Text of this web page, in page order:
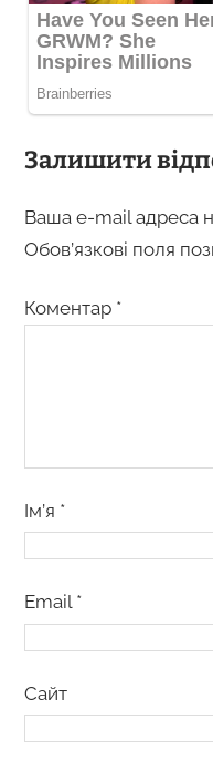
Залишити
Ваша e-mail адреса
Обов’язкові поля
Коментар *
Ім’я *
Email *
Сайт